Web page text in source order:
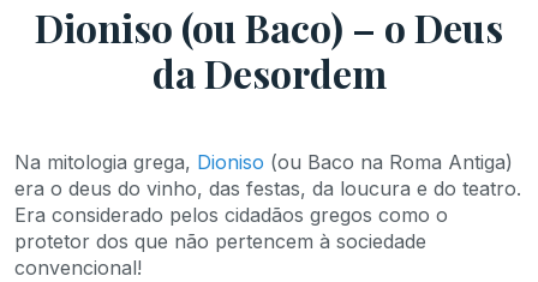
Dioniso (ou Baco) – o Deus
da Desordem
Na mitologia grega, Dioniso (ou Baco na Roma Antiga)
era o deus do vinho, das festas, da loucura e do teatro.
Era considerado pelos cidadãos gregos como o
protetor dos que não pertencem à sociedade
convencional!